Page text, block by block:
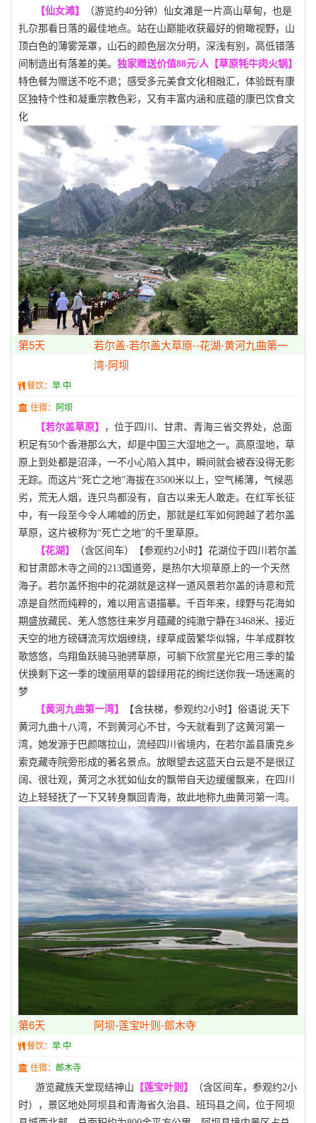
【仙女滩】
（游览约40分钟）仙女滩是一片高山草甸，也是
扎尕那看日落的最佳地点。站在山巅能收获最好的俯瞰视野，山
顶白色的薄雾笼罩，山石的颜色层次分明，深浅有别，高低错落
间制造出有落差的美。 独家赠送价值88元/人【草原牦牛肉火锅】
特色餐为赠送不吃不退； 感受多元美食文化相融汇，体验既有康
区独特个性和凝重宗教色彩，又有丰富内涵和底蕴的康巴饮食文
化
第5天
若尔盖-若尔盖大草原--花湖-黄河九曲第一
湾-阿坝
餐饮： 早 中
住宿： 阿坝
【若尔盖草原】
，位于四川、甘肃、青海三省交界处，总面
积足有50个香港那么大，却是中国三大湿地之一。高原湿地，草
原上到处都是沼泽，一不小心陷入其中，瞬间就会被吞没得无影
无踪。而这片“死亡之地”海拔在3500米以上，空气稀薄，气候恶
劣，荒无人烟，连只鸟都没有，自古以来无人敢走。在红军长征
中，有一段至今令人唏嘘的历史，那就是红军如何跨越了若尔盖
草原，这片被称为“死亡之地”的千里草原。
【花湖】
（含区间车）【参观约2小时】 花湖位于四川若尔盖
和甘肃郎木寺之间的213国道旁，是热尔大坝草原上的一个天然
海子。若尔盖怀抱中的花湖就是这样一道风景若尔盖的诗意和荒
凉是自然而纯粹的，难以用言语描摹。千百年来，绿野与花海如
期盛放藏民、羌人悠悠往来岁月蕴藏的纯澈宁静在3468米、接近
天空的地方磅礴流泻炊烟缭绕，绿草成茵繁华似锦，牛羊成群牧
歌悠悠，鸟翔鱼跃骑马驰骋草原，可躺下欣赏星光它用三季的蛰
伏换剩下这一季的瑰丽用草的碧绿用花的绚烂送你我一场迷离的
梦
【黄河九曲第一湾】
【含扶梯， 参观约2小时】 俗语说:天下
黄河九曲十八湾，不到黄河心不甘，今天就看到了这黄河第一
湾，她发源于巴颜喀拉山，流经四川省境内，在若尔盖县唐克乡
索克藏寺院旁形成的著名景点。放眼望去这蓝天白云是不是很辽
阔、很壮观，黄河之水犹如仙女的飘带自天边缓缓飘来，在四川
边上轻轻抚了一下又转身飘回青海，故此地称九曲黄河第一湾。
第6天 阿坝-莲宝叶则-郎木寺
餐饮： 早 中
住宿： 郎木寺
游览藏族天堂现结神山 【莲宝叶则】 （含区间车，参观约2小
时）
，景区地处阿坝县和青海省久治县、班玛县之间，位于阿坝